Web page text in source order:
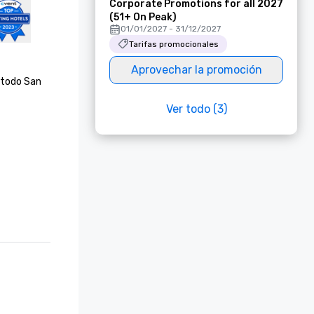
San
de
Corporate Promotions for all 2027
(51+ On Peak)
01/01/2027 - 31/12/2027
Tarifas promocionales
Aprovechar la promoción
Ver todo (3)